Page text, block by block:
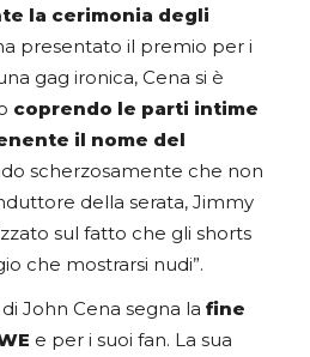
la cerimonia degli
presentato il premio per i
gag ironica, Cena si è
coprendo le parti intime
il nome del
scherzosamente che non
della serata, Jimmy
sul fatto che gli shorts
che mostrarsi nudi”.
John Cena segna la fine
e per i suoi fan. La sua